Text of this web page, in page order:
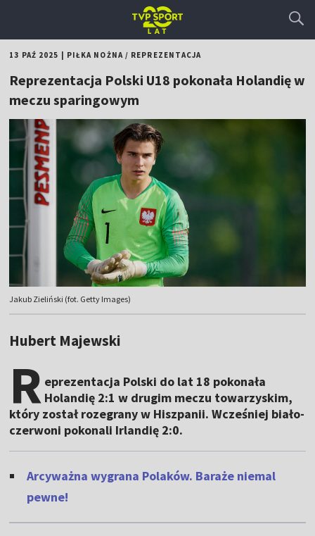
13 PAŹ 2025 PIŁKA NOŻNA/ REPREZENTACJA
Reprezentacja Polski U18 pokonała Holandię w
meczu sparingowym
Jakub Zieliński (fot. Getty Images)
Hubert Majewski
R eprezentacja Polski do lat 18 pokonała
Holandię 2:1 w drugim meczu towarzyskim,
który został rozegrany w Hiszpanii. Wcześniej biało-
czerwoni pokonali Irlandię 2:0.
Arcyważna wygrana Polaków. Baraże niemal
pewne!